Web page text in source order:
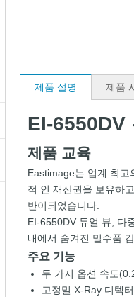
제품 설명 제품
EI-6550DV
제품 교육
Eastimage는 업계 최고
적 인 재산권을 보유하
반이되었습니다.
EI-6550DV 듀얼 뷰, 다
내에서 숨겨진 밀수품
주요 기능
두 가지 옵션 속도
고정밀 X-Ray 디텍